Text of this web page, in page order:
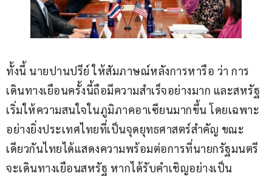
ทั้งนี้ นายปานปรีย์ ให้สัมภาษณ์หลังการหารือ ว่า การ
เดินทางเยือนครั้งนี้ถือมีความสำเร็จอย่างมาก และสหรัฐ
เริ่มให้ความสนใจในภูมิภาคอาเซียนมากขึ้น โดยเฉพาะ
อย่างยิ่งประเทศไทยที่เป็นจุดยุทธศาสตร์สำคัญ ขณะ
เดียวกันไทยได้แสดงความพร้อมต่อการที่นายกรัฐมนตรี
จะเดินทางเยือนสหรัฐ หากได้รับคำเชิญอย่างเป็น